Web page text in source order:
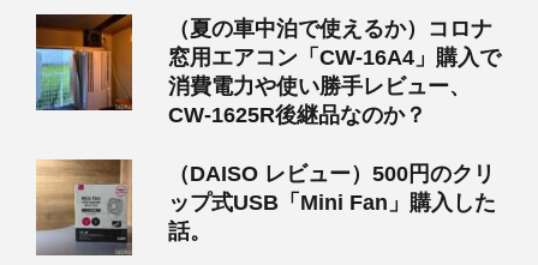
（夏の車中泊で使えるか）コロナ
窓用エアコン「CW-16A4」購入で
消費電力や使い勝手レビュー、
CW-1625R後継品なのか？
（DAISO レビュー）500円のクリ
ップ式USB「Mini Fan」購入した
話。